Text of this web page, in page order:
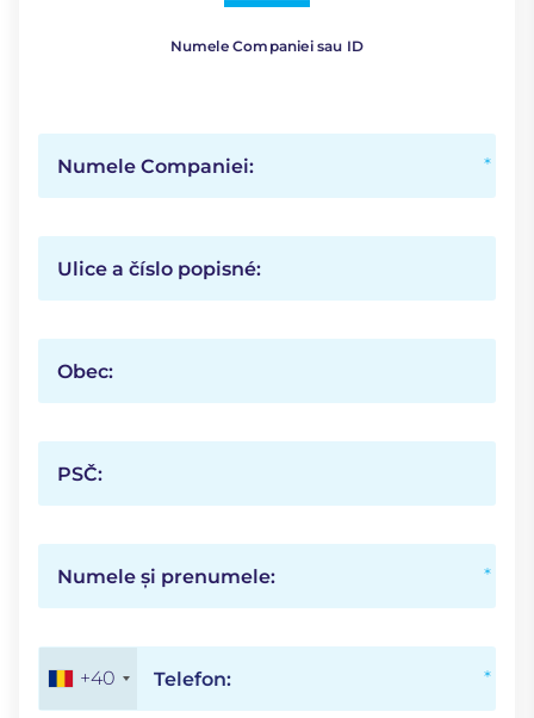
Numele Companiei sau ID
Numele Companiei:
Ulice a číslo popisné:
Obec:
PSČ:
Numele și prenumele:
Telefon:
+40